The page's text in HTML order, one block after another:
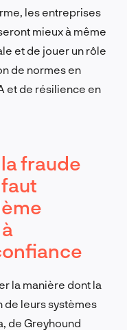
les entreprises
mieux à même
et de jouer un rôle
de normes en
et de résilience en
fraude
faut
la manière dont la
de leurs systèmes
de Greyhound